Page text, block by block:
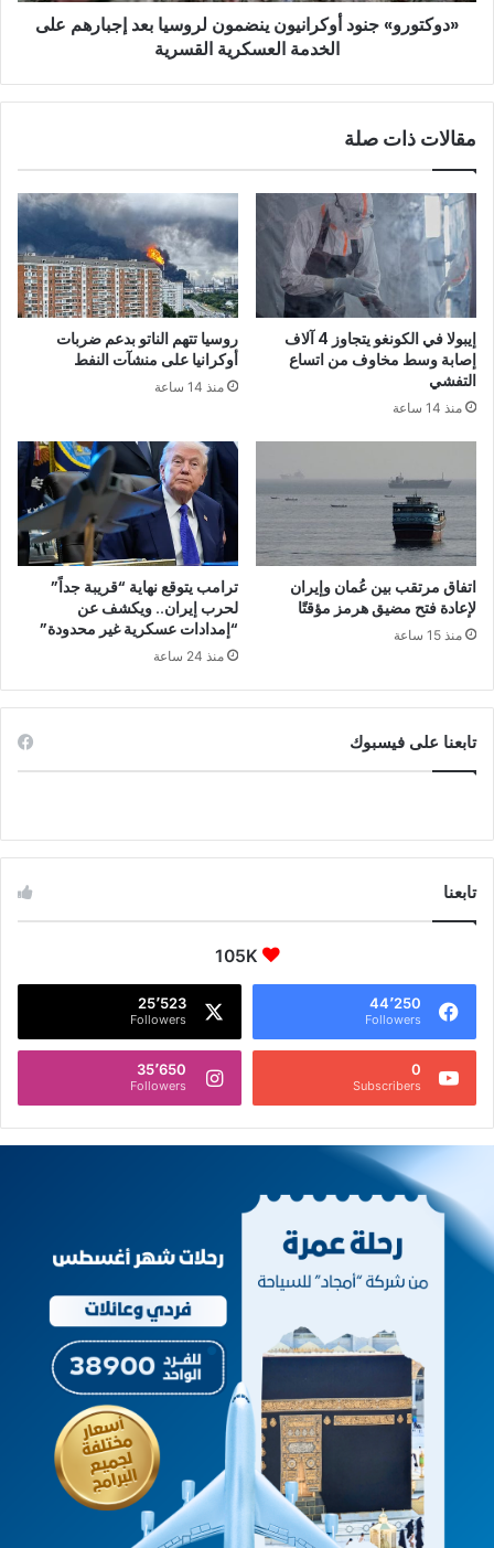
العسكرية
«دوكتورو» جنود أوكرانيون ينضمون لروسيا بعد إجبارهم على
الخدمة العسكرية القسرية
مقالات ذات صلة
إيبولا في الكونغو يتجاوز 4 آلاف
إصابة وسط مخاوف من اتساع
التفشي
منذ 14 ساعة
روسيا تتهم الناتو بدعم ضربات
أوكرانيا على منشآت النفط
منذ 14 ساعة
اتفاق مرتقب بين عُمان وإيران
لإعادة فتح مضيق هرمز مؤقتًا
منذ 15 ساعة
ترامب يتوقع نهاية “قريبة جداً”
لحرب إيران.. ويكشف عن
“إمدادات عسكرية غير محدودة”
منذ 24 ساعة
تابعنا على فيسبوك
تابعنا
105K
44٬250
Followers
25٬523
Followers
0
Subscribers
35٬650
Followers